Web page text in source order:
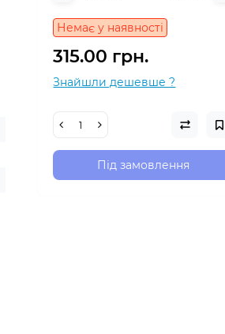
Немає у наявності
315.00 грн.
Знайшли дешевше ?
Під замовлення